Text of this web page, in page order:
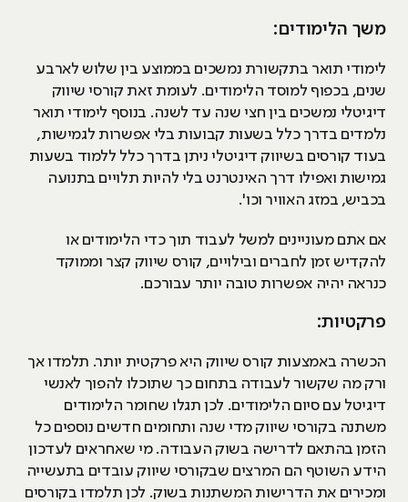
משך הלימודים:
לימודי תואר בתקשורת נמשכים בממוצע בין שלוש לארבע
שנים, בכפוף למוסד הלימודים. לעומת זאת קורסי שיווק
דיגיטלי נמשכים בין חצי שנה עד לשנה. בנוסף לימודי תואר
נלמדים בדרך כלל בשעות קבועות בלי אפשרות לגמישות,
בעוד קורסים בשיווק דיגיטלי ניתן בדרך כלל ללמוד בשעות
גמישות ואפילו דרך האינטרנט בלי להיות תלויים בתנועה
בכביש, במזג האוויר וכו'.
אם אתם מעוניינים למשל לעבוד תוך כדי הלימודים או
להקדיש זמן לחברים ובילויים, קורס שיווק קצר וממוקד
כנראה יהיה אפשרות טובה יותר עבורכם.
פרקטיות:
הכשרה באמצעות קורס שיווק היא פרקטית יותר. תלמדו אך
ורק מה שקשור לעבודה בתחום כך שתוכלו להפוך לאנשי
דיגיטל עם סיום הלימודים. לכן תגלו שחומר הלימודים
משתנה בקורסי שיווק מדי שנה ותחומים חדשים נוספים כל
הזמן בהתאם לדרישה בשוק העבודה. מי שאחראים לעדכון
הידע השוטף הם המרצים שבקורסי שיווק עובדים בתעשייה
ומכירים את הדרישות המשתנות בשוק. לכן תלמדו בקורסים